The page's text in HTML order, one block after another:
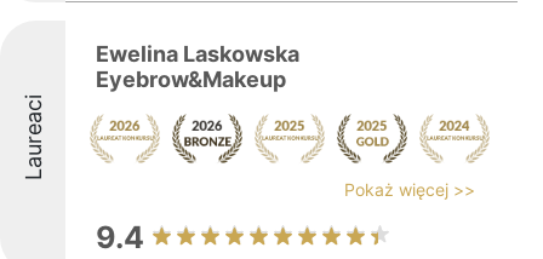
Laureaci
Ewelina Laskowska
Eyebrow&Makeup
Pokaż więcej >>
9.4